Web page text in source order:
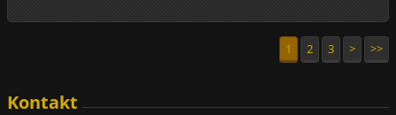
1 2 3 > >>
Kontakt